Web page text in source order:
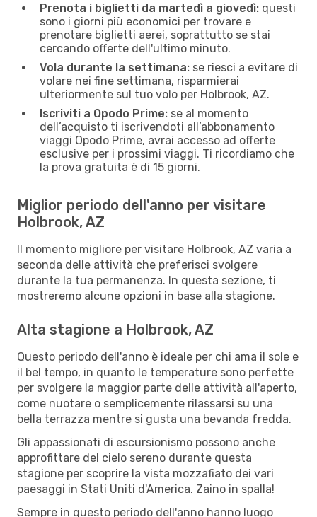
Prenota i biglietti da martedì a giovedì: questi
sono i giorni più economici per trovare e
prenotare biglietti aerei, soprattutto se stai
cercando offerte dell'ultimo minuto.
Vola durante la settimana: se riesci a evitare di
volare nei fine settimana, risparmierai
ulteriormente sul tuo volo per Holbrook, AZ.
Iscriviti a Opodo Prime: se al momento
dell’acquisto ti iscrivendoti all’abbonamento
viaggi Opodo Prime, avrai accesso ad offerte
esclusive per i prossimi viaggi. Ti ricordiamo che
la prova gratuita è di 15 giorni.
Miglior periodo dell'anno per visitare
Holbrook, AZ
Il momento migliore per visitare Holbrook, AZ varia a
seconda delle attività che preferisci svolgere
durante la tua permanenza. In questa sezione, ti
mostreremo alcune opzioni in base alla stagione.
Alta stagione a Holbrook, AZ
Questo periodo dell'anno è ideale per chi ama il sole e
il bel tempo, in quanto le temperature sono perfette
per svolgere la maggior parte delle attività all'aperto,
come nuotare o semplicemente rilassarsi su una
bella terrazza mentre si gusta una bevanda fredda.
Gli appassionati di escursionismo possono anche
approfittare del cielo sereno durante questa
stagione per scoprire la vista mozzafiato dei vari
paesaggi in Stati Uniti d'America. Zaino in spalla!
Sempre in questo periodo dell'anno hanno luogo